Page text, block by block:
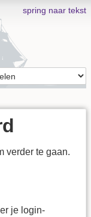
spring naar tekst
verder te gaan.
je login-